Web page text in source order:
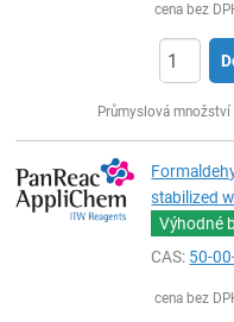
cena bez
Průmyslová
stabilized
Výhodné
CAS: 50-
cena bez